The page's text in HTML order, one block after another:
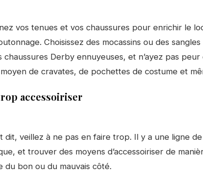
vos tenues et vos chaussures pour enrichir le
Choisissez des mocassins ou des
chaussures Derby ennuyeuses, et n’ayez pas
de cravates, de pochettes de costume et
accessoiriser
dit, veillez à ne pas en faire trop. Il y a une ligne
et trouver des moyens d’accessoiriser de
du bon ou du mauvais côté.